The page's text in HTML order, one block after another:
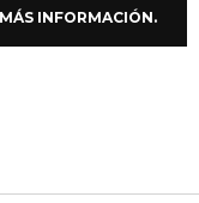
INFORMACIÓN.